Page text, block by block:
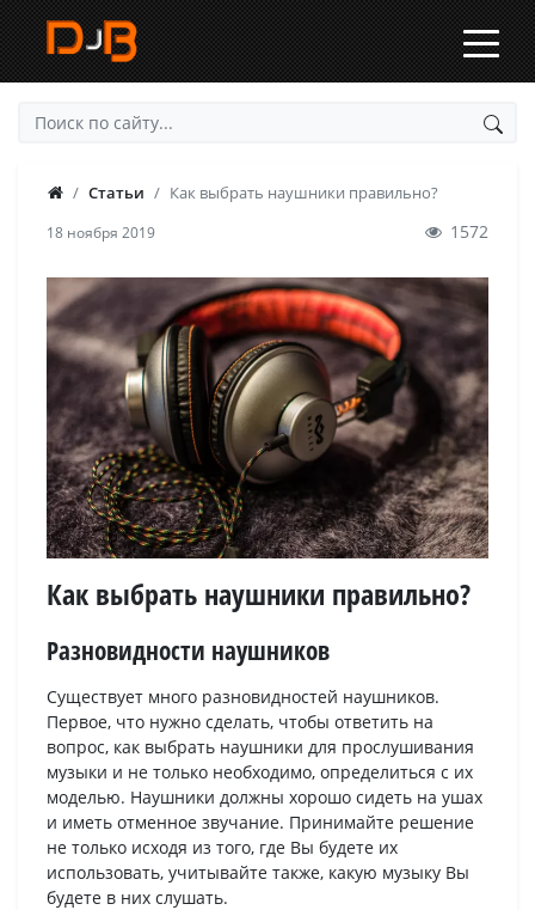
Статьи Как выбрать наушники правильно?
18 ноября 2019 1572
Как выбрать наушники правильно?
Разновидности наушников
Существует много разновидностей наушников.
Первое, что нужно сделать, чтобы ответить на
вопрос, как выбрать наушники для прослушивания
музыки и не только необходимо, определиться с их
моделью. Наушники должны хорошо сидеть на ушах
и иметь отменное звучание. Принимайте решение
не только исходя из того, где Вы будете их
использовать, учитывайте также, какую музыку Вы
будете в них слушать.